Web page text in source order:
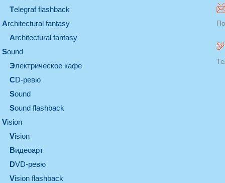
Telegraf flashback
architectural fantasy
architectural fantasy
sound
электрическое кафе
CD-ревю
sound
Sound flashback
vision
vision
видеоарт
DVD-ревю
Vision flashback